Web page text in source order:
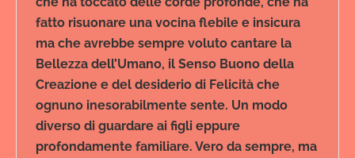
fatto risuonare una vocina flebile e insicura
ma che avrebbe sempre voluto cantare la
Bellezza dell’Umano, il Senso Buono della
Creazione e del desiderio di Felicità che
ognuno inesorabilmente sente. Un modo
diverso di guardare ai figli eppure
profondamente familiare. Vero da sempre, ma